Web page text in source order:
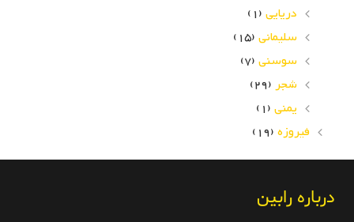
دریایی (1)
سلیمانی (15)
سوسنی (7)
شجر (29)
یمنی (1)
فیروزه (19)
درباره رابین